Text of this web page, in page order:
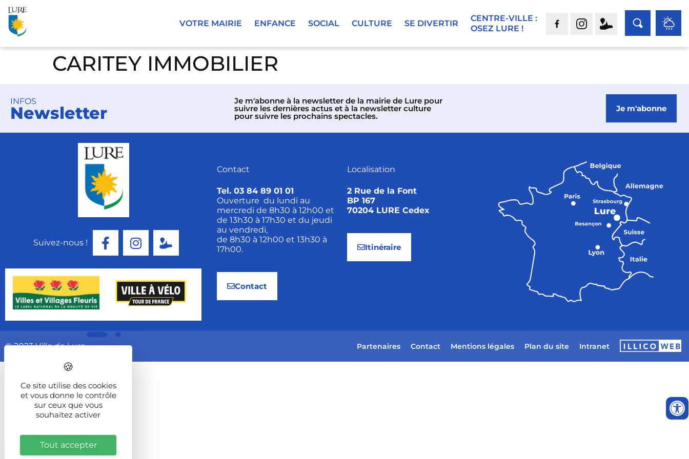
VOTRE MAIRIE ENFANCE SOCIAL CULTURE SE DIVERTIR
CENTRE-VILLE :
OSEZ LURE !
CARITEY IMMOBILIER
INFOS
Newsletter
Je m'abonne à la newsletter de la mairie de Lure pour
suivre les dernières actus et à la newsletter culture
pour suivre les prochains spectacles.
Je m'abonne
Suivez-nous !
Contact
Tel. 03 84 89 01 01
Ouverture du lundi au
mercredi de 8h30 à 12h00 et
de 13h30 à 17h30 et du jeudi
au vendredi,
de 8h30 à 12h00 et 13h30 à
17h00.
Contact
Localisation
2 Rue de la Font
BP 167
70204 LURE Cedex
Itinéraire
© 2023 Ville de Lure Partenaires Contact Mentions légales Plan du site Intranet
Panneau de gestion des cookies
Ce site utilise des cookies
et vous donne le contrôle
sur ceux que vous
souhaitez activer
Tout accepter